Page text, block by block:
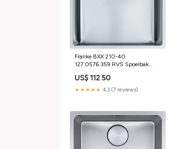
Franke BXX 210-40
127.0576.359 RVS Spoelbak
US$ 112.50
★★★★★ 4.3 (7 reviews)